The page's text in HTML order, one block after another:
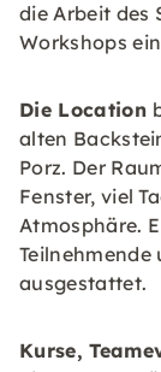
die Arbeit des
Workshops
Die Location
alten
Porz. Der
Fenster, viel
Atmosphäre.
ausgestattet.
Kurse,